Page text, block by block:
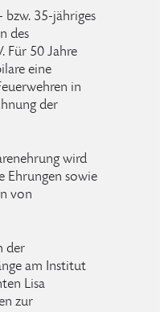
35-jähriges
des
Für 50 Jahre
eine
in
der
wird
Ehrungen sowie
von
der
am Institut
Lisa
zur